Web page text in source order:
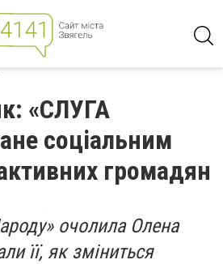
«СЛУГА
соціальним
громадян
очолила Олена
її, як зміниться